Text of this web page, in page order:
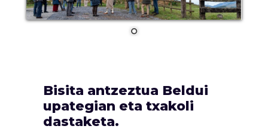
Bisita antzeztua Beldui
upategian eta txakoli
dastaketa.